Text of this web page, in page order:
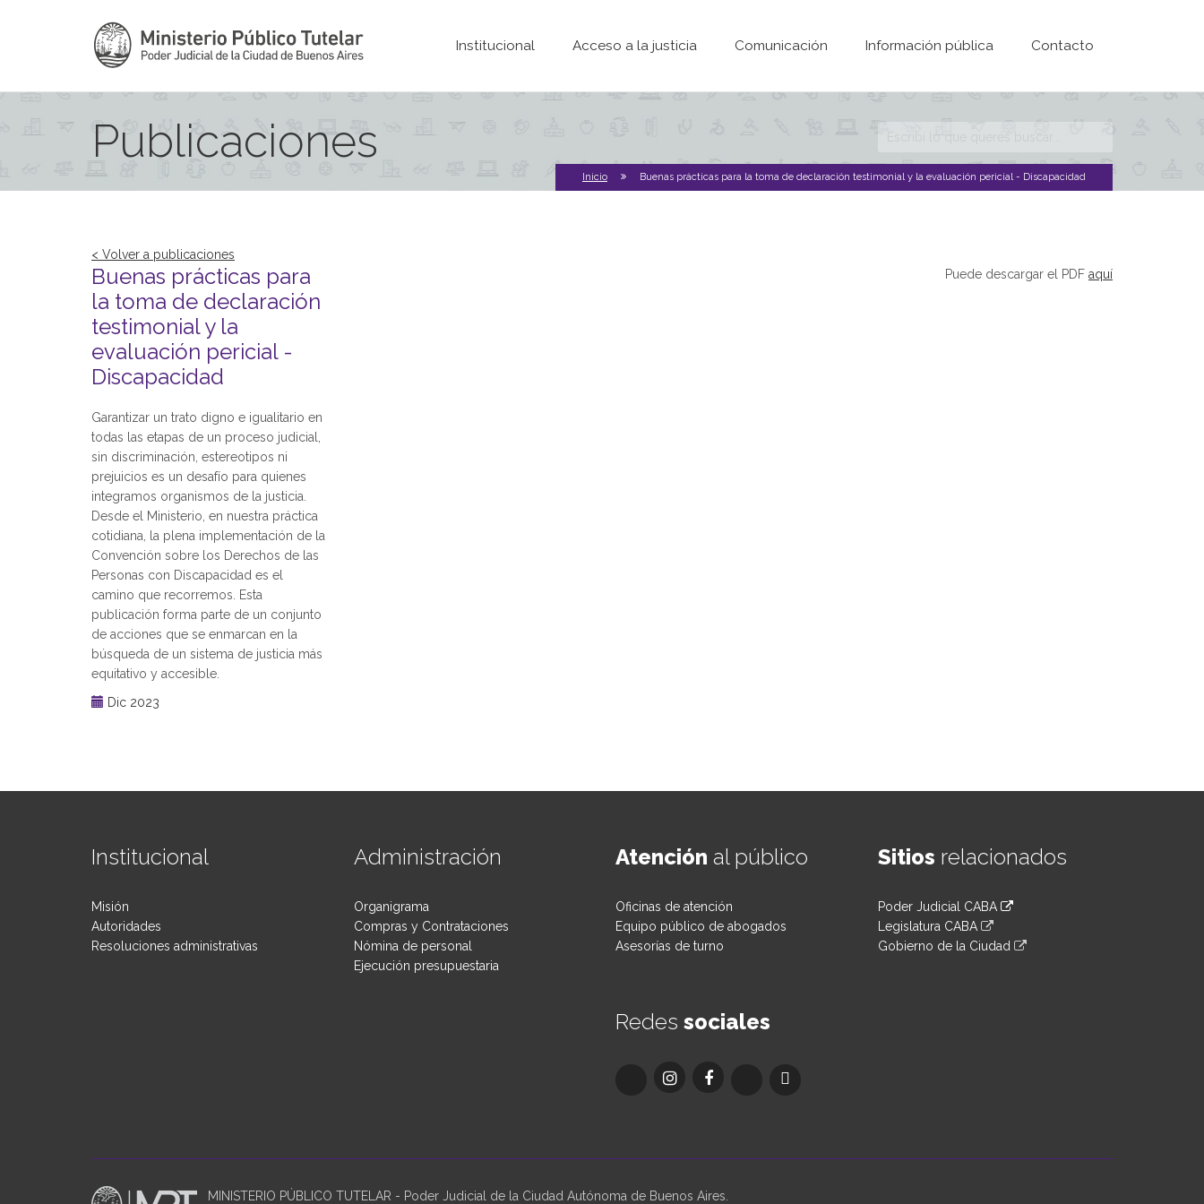
Institucional Acceso a la justicia Comunicación Información pública Contacto
Publicaciones
Formulario de
búsqueda
Inicio Buenas prácticas para la toma de declaración testimonial y la evaluación pericial - Discapacidad
< Volver a publicaciones
Buenas prácticas para
la toma de declaración
testimonial y la
evaluación pericial -
Discapacidad
Garantizar un trato digno e igualitario en
todas las etapas de un proceso judicial,
sin discriminación, estereotipos ni
prejuicios es un desafío para quienes
integramos organismos de la justicia.
Desde el Ministerio, en nuestra práctica
cotidiana, la plena implementación de la
Convención sobre los Derechos de las
Personas con Discapacidad es el
camino que recorremos. Esta
publicación forma parte de un conjunto
de acciones que se enmarcan en la
búsqueda de un sistema de justicia más
equitativo y accesible.
Dic 2023
Puede descargar el PDF aquí
Institucional
Misión
Autoridades
Resoluciones administrativas
Administración
Organigrama
Compras y Contrataciones
Nómina de personal
Ejecución presupuestaria
Atención al público
Oficinas de atención
Equipo público de abogados
Asesorías de turno
Redes sociales
Sitios relacionados
Poder Judicial CABA
Legislatura CABA
Gobierno de la Ciudad
MINISTERIO PÚBLICO TUTELAR - Poder Judicial de la Ciudad Autónoma de Buenos Aires.